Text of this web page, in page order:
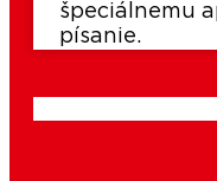
špeciálnemu
písanie.